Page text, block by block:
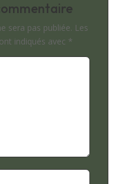
sera pas publiée. Les
indiqués avec *